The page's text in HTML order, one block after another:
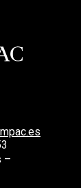
–